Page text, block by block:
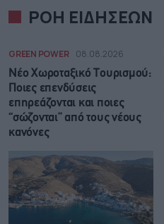
ΡΟΗ ΕΙΔΗΣΕΩΝ
GREEN POWER 08.08.2026
Νέο Χωροταξικό Τουρισμού:
Ποιες επενδύσεις
επηρεάζονται και ποιες
“σώζονται” από τους νέους
κανόνες